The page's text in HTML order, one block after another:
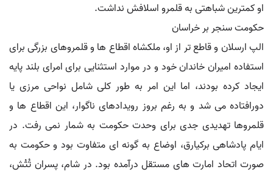
او کمترین شباهتی به قلمرو اسلافش نداشت.
حکومت سنجر بر خراسان
الپ ارسلان و قاطع تر از او، ملکشاه اقطاع ها و قلمروهای بزرگی برای
استفاده امیران خاندان خود و در موارد استثنایی برای امرای بلند پایه
ایجاد کرده بودند، اما این امر به طور کلی شامل نواحی مرزی یا
دورافتاده می شد و به رغم بروز رویدادهای ناگوار، این اقطاع ها و
قلمروها تهدیدی جدی برای وحدت حکومت به شمار نمی رفت. در
ایام پادشاهی برکیارق، اوضاع به گونه ای متفاوت بود و حکومت به
صورت اتحاد امارت های مستقل درآمده بود. در شام، پسران تُتُش،